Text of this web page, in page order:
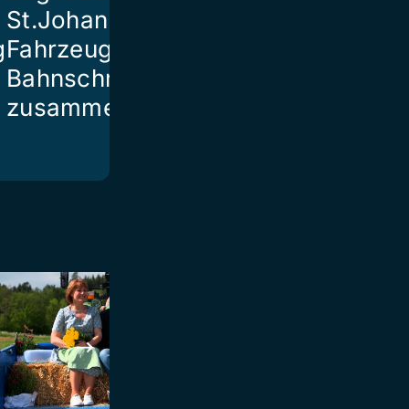
St.Johann mit
Fahrzeug auf
Bahnschranke
zusammen